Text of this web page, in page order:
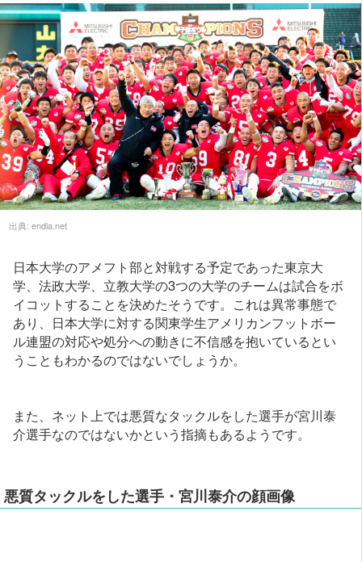
出典: endia.net
日本大学のアメフト部と対戦する予定であった東京大
学、法政大学、立教大学の3つの大学のチームは試合をボ
イコットすることを決めたそうです。これは異常事態で
あり、日本大学に対する関東学生アメリカンフットボー
ル連盟の対応や処分への動きに不信感を抱いているとい
うこともわかるのではないでしょうか。
また、ネット上では悪質なタックルをした選手が宮川泰
介選手なのではないかという指摘もあるようです。
悪質タックルをした選手・宮川泰介の顔画像